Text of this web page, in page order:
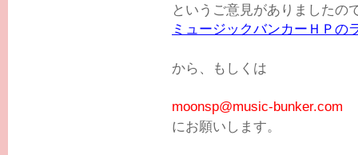
というご意見がありましたの
ミュージックバンカーＨＰの
から、もしくは
moonsp@music-bunker.com
にお願いします。